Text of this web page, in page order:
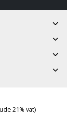
21% vat)